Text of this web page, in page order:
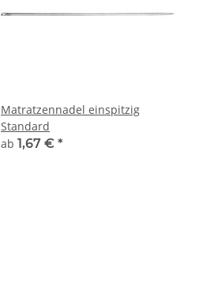
Matratzennadel einspitzig
Standard
ab 1,67 € *